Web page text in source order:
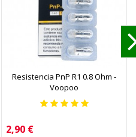
Resistencia PnP R1 0.8 Ohm -
Voopoo
Precio
2,90 €